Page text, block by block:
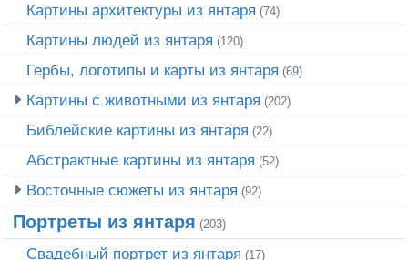
Картины архитектуры из янтаря (74)
Картины людей из янтаря (120)
Гербы, логотипы и карты из янтаря (69)
Картины с животными из янтаря (202)
Библейские картины из янтаря (22)
Абстрактные картины из янтаря (52)
Восточные сюжеты из янтаря (92)
Портреты из янтаря (203)
Свадебный портрет из янтаря (17)